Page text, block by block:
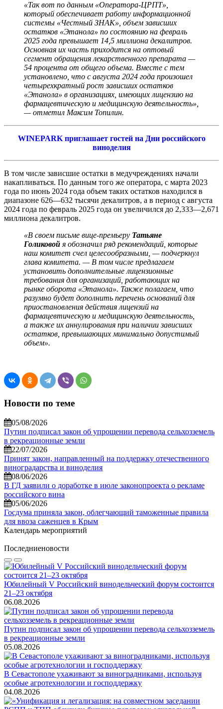
«Так вот по данным «Оператора-ЦРПТ»,
который обеспечивает работу информационной
системы «Честный ЗНАК», объем зависших
остатков «Этанола» по состоянию на февраль
2025 года превышает 14,5 миллиона декалитров.
Основная их часть приходится на оптовый
сегмент обращения лекарственного препарата —
54 процента от общего объема. Вместе с тем
установлено, что с августа 2024 года произошел
четырехкратный рост зависших остатков
«Этанола» в организациях, имеющих лицензию на
фармацевтическую и медицинскую деятельность»,
— отметил Максим Топилин.
WINEPARK приглашает гостей на Дни российского
виноделия
В том числе зависшие остатки в медучреждениях начали
накапливаться. По данным того же оператора, с марта 2023
года по июнь 2024 года объем таких остатков находился в
диапазоне 626—632 тысячи декалитров, а в период с августа
2024 года по февраль 2025 года он увеличился до 2,333—2,671
миллиона декалитров.
«В своем письме вице-премьеру Татьяне
Голиковой я обозначил ряд рекомендаций, которые
наш комитет счел целесообразными, — подчеркнул
глава комитета. — В том числе предлагаем
установить дополнительные лицензионные
требования для организаций, работающих на
рынке оборота «Этанола». Также полагаем, что
разумно будет дополнить перечень оснований для
приостановления действия лицензий на
фармацевтическую и медицинскую деятельность,
а также их аннулирования при наличии зависших
остатков, превышающих минимально допустимый
объем».
Новости по теме
05/08/2026
Путин подписал закон об упрощении перевода сельхозземель
в рекреационные земли
22/07/2026
Принят закон, направленный на поддержку отечественного
виноградарства и виноделия
08/06/2026
В ГД заявили о доработке в июле законопроекта о рекламе
российского вина
05/06/2026
Госдума приняла закон, облегчающий таможенные правила
для ввоза саженцев в Крым
Календарь мероприятий
Последниеновости
Юбилейный V Российский винодельческий форум состоится
21–23 октября
06.08.2026
Путин подписал закон об упрощении перевода сельхозземель
в рекреационные земли
05.08.2026
В Севастополе ухаживают за виноградниками, используя
особые агротехнологии и господдержку
04.08.2026